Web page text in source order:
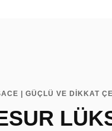
| GÜÇLÜ VE DİKKAT